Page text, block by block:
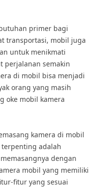
primer bagi
transportasi, mobil juga
untuk menikmati
perjalanan semakin
di mobil bisa menjadi
orang yang masih
oke mobil kamera
kamera di mobil
terpenting adalah
dengan
mobil yang memiliki
fitur yang sesuai